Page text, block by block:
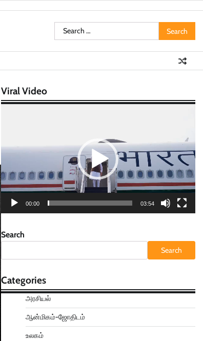
Search
for:
Viral Video
00:00 03:54
Search
Search
Categories
அரசியல்
ஆன்மிகம்-ஜோதிடம்
உலகம்